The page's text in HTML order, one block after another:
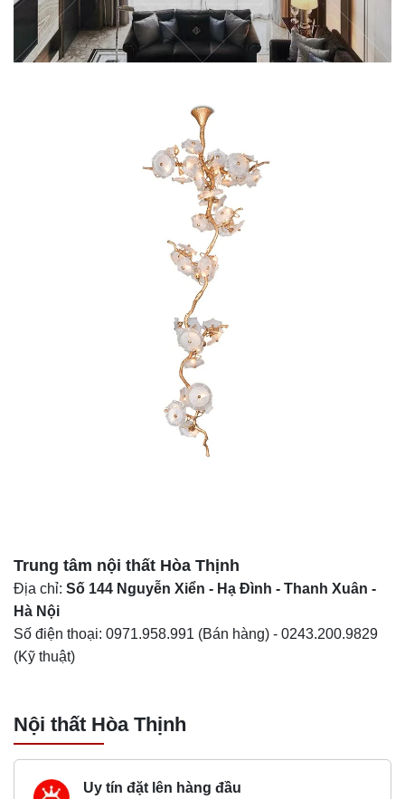
Trung tâm nội thất Hòa Thịnh
Địa chỉ: Số 144 Nguyễn Xiển - Hạ Đình - Thanh Xuân -
Hà Nội
Số điện thoại: 0971.958.991 (Bán hàng) - 0243.200.9829
(Kỹ thuật)
Nội thất Hòa Thịnh
Uy tín đặt lên hàng đầu